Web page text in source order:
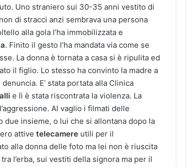
Uno straniero sui 30-35 anni vestito di
di stracci anzi sembrava una persona
alla gola l’ha immobilizzata e
. Finito il gesto l’ha mandata via come se
La donna è tornata a casa si è ripulita ed
il figlio. Lo stesso ha convinto la madre a
E’ stata portata alla Clinica
e lì è stata riscontrata la violenza. La
Al vaglio i filmati delle
due insieme, o lui che si allontana dopo la
attive telecamere utili per il
alla donna delle foto ma lei non è riuscita
l’erba, sui vestiti della signora ma per il